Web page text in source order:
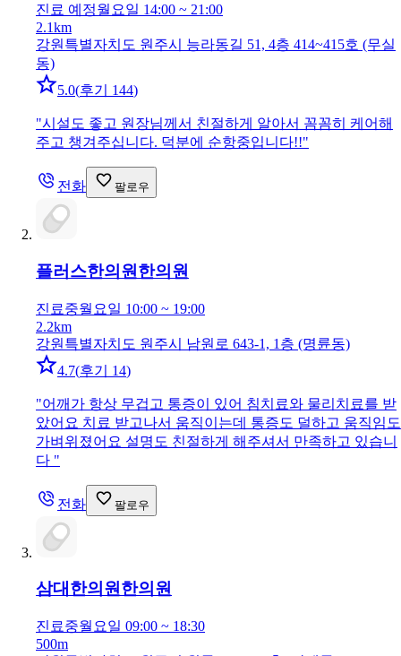
진료 예정월요일 14:00 ~ 21:00
2.1km
강원특별자치도 원주시 능라동길 51, 4층 414~415호 (무실
동)
5.0(후기 144)
"시설도 좋고 원장님께서 친절하게 알아서 꼼꼼히 케어해
주고 챙겨주십니다. 덕분에 순항중입니다!!"
전화 팔로우
플러스한의원 한의원
진료중월요일 10:00 ~ 19:00
2.2km
강원특별자치도 원주시 남원로 643-1, 1층 (명륜동)
4.7(후기 14)
"어깨가 항상 무겁고 통증이 있어 침치료와 물리치료를 받
았어요 치료 받고나서 움직이는데 통증도 덜하고 움직임도
가벼위졌어요 설명도 친절하게 해주셔서 만족하고 있습니
다 "
전화 팔로우
삼대한의원한의원
진료중월요일 09:00 ~ 18:30
500m